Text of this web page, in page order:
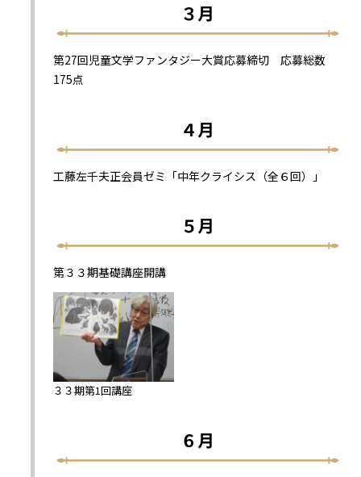
３月
第27回児童文学ファンタジー大賞応募締切 応募総数
175点
４月
工藤左千夫正会員ゼミ「中年クライシス（全６回）」
５月
第３３期基礎講座開講
３３期第1回講座
６月